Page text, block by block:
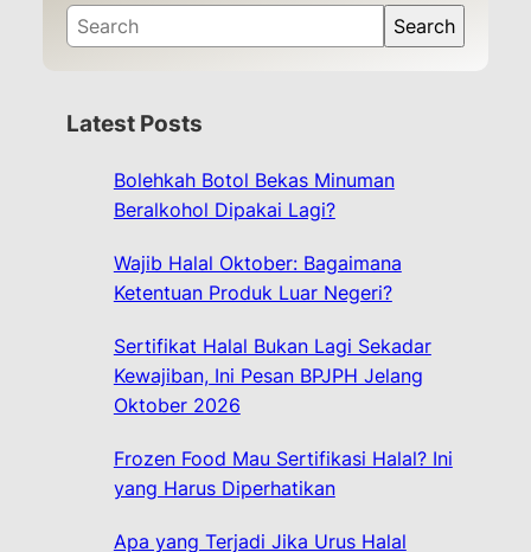
S
e
c
Search
Latest Posts
Bolehkah Botol Bekas Minuman
Beralkohol Dipakai Lagi?
Wajib Halal Oktober: Bagaimana
Ketentuan Produk Luar Negeri?
Sertifikat Halal Bukan Lagi Sekadar
Kewajiban, Ini Pesan BPJPH Jelang
Oktober 2026
Frozen Food Mau Sertifikasi Halal? Ini
yang Harus Diperhatikan
Apa yang Terjadi Jika Urus Halal